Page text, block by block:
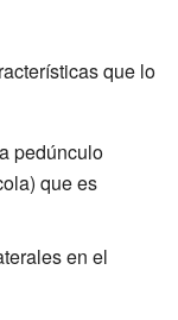
que lo
pedúnculo
que es
en el